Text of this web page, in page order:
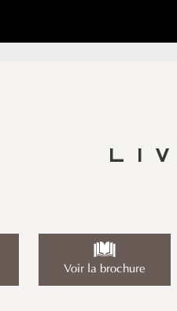
Voir la brochure